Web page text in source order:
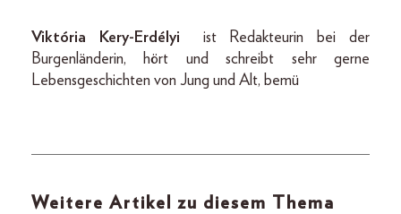
Viktória Kery-Erdélyi ist Redakteurin bei der
Burgenländerin, hört und schreibt sehr gerne
Lebensgeschichten von Jung und Alt, bemü
Weitere Artikel zu diesem Thema